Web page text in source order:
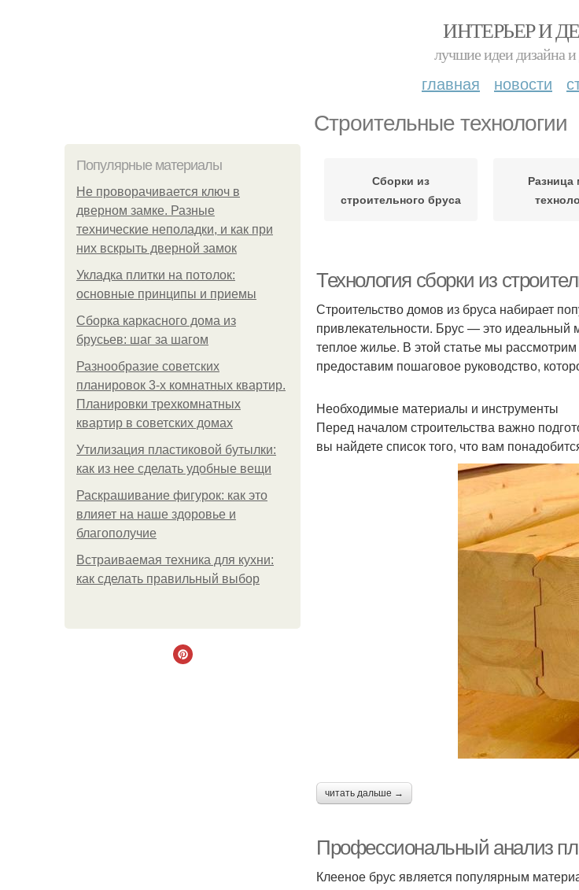
ИНТЕРЬЕР И
лучшие идеи дизайна и
главная новости
Строительные технологии
Популярные материалы
Не проворачивается ключ в
дверном замке. Разные
технические неполадки, и как при
них вскрыть дверной замок
Укладка плитки на потолок:
основные принципы и приемы
Сборка каркасного дома из
брусьев: шаг за шагом
Разнообразие советских
планировок 3-х комнатных квартир.
Планировки трехкомнатных
квартир в советских домах
Утилизация пластиковой бутылки:
как из нее сделать удобные вещи
Раскрашивание фигурок: как это
влияет на наше здоровье и
благополучие
Встраиваемая техника для кухни:
как сделать правильный выбор
Сборки из
строительного бруса
Разница
Технология сборки из
Строительство домов из бруса набирает
привлекательности. Брус — это идеальный
теплое жилье. В этой статье мы
предоставим пошаговое руководство,
Необходимые материалы и инструменты
Перед началом строительства важно
вы найдете список того, что вам
читать дальше →
Профессиональный анализ
Клееное брус является популярным